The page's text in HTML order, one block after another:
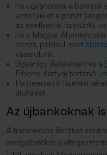
ha ugyanannál a banknál
vezetjük át a pénzt
az esetben is fizetünk),
ha a Magyar
pénzt, például mert
vásárolunk.
Ugyanígy illetékmentes a
Pihenő Kártya) történő
Ha beérkező fizetési
átutalást.
Az újbankoknak
A tranzakciós illetéket
szolgáltatókra is